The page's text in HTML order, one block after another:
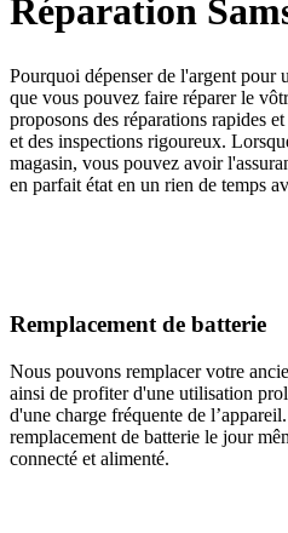
Réparation
Pourquoi dépenser de l'argent pour
que vous pouvez faire réparer le
proposons des réparations rapides
et des inspections rigoureux.
magasin, vous pouvez avoir
en parfait état en un rien de temps
Remplacement de batterie
Nous pouvons remplacer votre
ainsi de profiter d'une utilisation
d'une charge fréquente de
remplacement de batterie le jour
connecté et alimenté.